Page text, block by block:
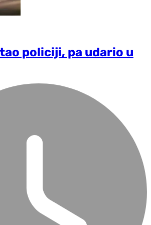
policiji, pa udario u